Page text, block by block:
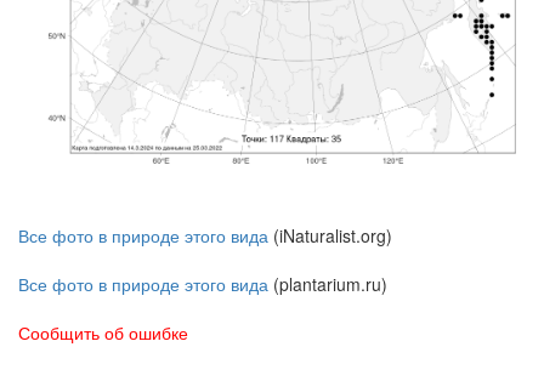
Все фото в природе этого вида (iNaturalist.org)
Все фото в природе этого вида (plantarium.ru)
Сообщить об ошибке